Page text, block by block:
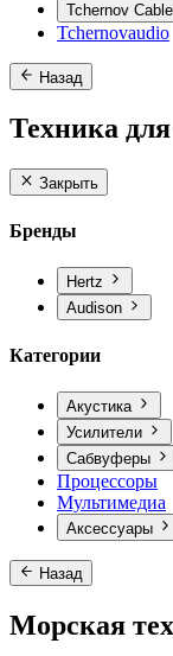
Tchernov Cable
Tchernovaudio
Назад
Техника для
Закрыть
Бренды
Hertz
Audison
Категории
Акустика
Усилители
Сабвуферы
Процессоры
Мультимедиа
Аксессуары
Назад
Морская